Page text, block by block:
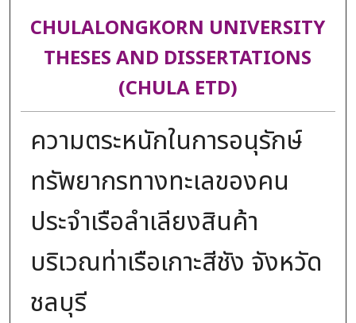
CHULALONGKORN UNIVERSITY
THESES AND DISSERTATIONS
(CHULA ETD)
ความตระหนักในการอนุรักษ์
ทรัพยากรทางทะเลของคน
ประจำเรือลำเลียงสินค้า
บริเวณท่าเรือเกาะสีชัง จังหวัด
ชลบุรี